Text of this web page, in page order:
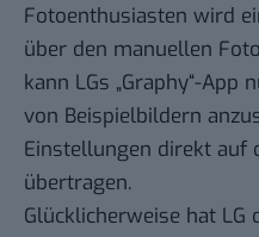
Fotoenthusiasten wird
über den manuellen
kann LGs „Graphy“-App
von Beispielbildern
Einstellungen direkt auf
übertragen.
Glücklicherweise hat LG